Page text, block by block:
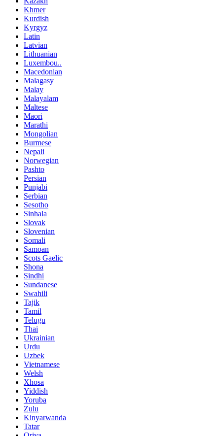
Khmer
Kurdish
Kyrgyz
Latin
Latvian
Lithuanian
Luxembou..
Macedonian
Malagasy
Malay
Malayalam
Maltese
Maori
Marathi
Mongolian
Burmese
Nepali
Norwegian
Pashto
Persian
Punjabi
Serbian
Sesotho
Sinhala
Slovak
Slovenian
Somali
Samoan
Scots Gaelic
Shona
Sindhi
Sundanese
Swahili
Tajik
Tamil
Telugu
Thai
Ukrainian
Urdu
Uzbek
Vietnamese
Welsh
Xhosa
Yiddish
Yoruba
Zulu
Kinyarwanda
Tatar